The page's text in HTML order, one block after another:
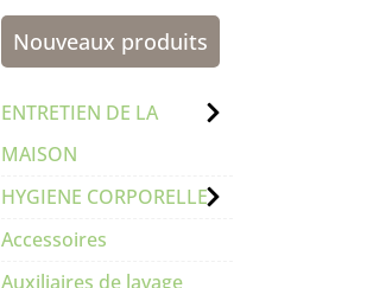
Nouveaux produits
ENTRETIEN DE LA
MAISON
HYGIENE CORPORELLE
Accessoires
Auxiliaires de lavage